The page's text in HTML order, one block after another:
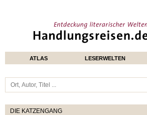
ATLAS LESERWELTEN
DIE KATZENGANG